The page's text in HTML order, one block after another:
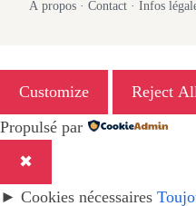
À propos · Contact · Infos
Customize Reject
Propulsé par
✖
► Cookies nécessaires